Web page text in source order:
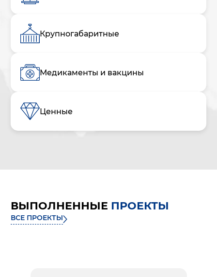
Крупногабаритные
Медикаменты и вакцины
Ценные
ВЫПОЛНЕННЫЕ ПРОЕКТЫ
ВСЕ ПРОЕКТЫ